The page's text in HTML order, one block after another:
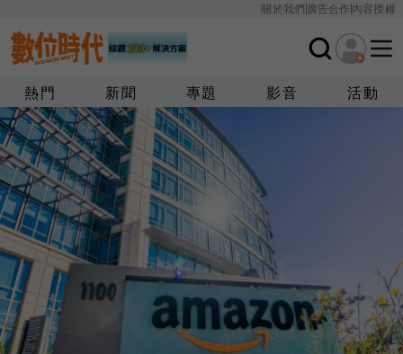
關於我們廣告合作內容授權
熱門 新聞 專題 影音 活動